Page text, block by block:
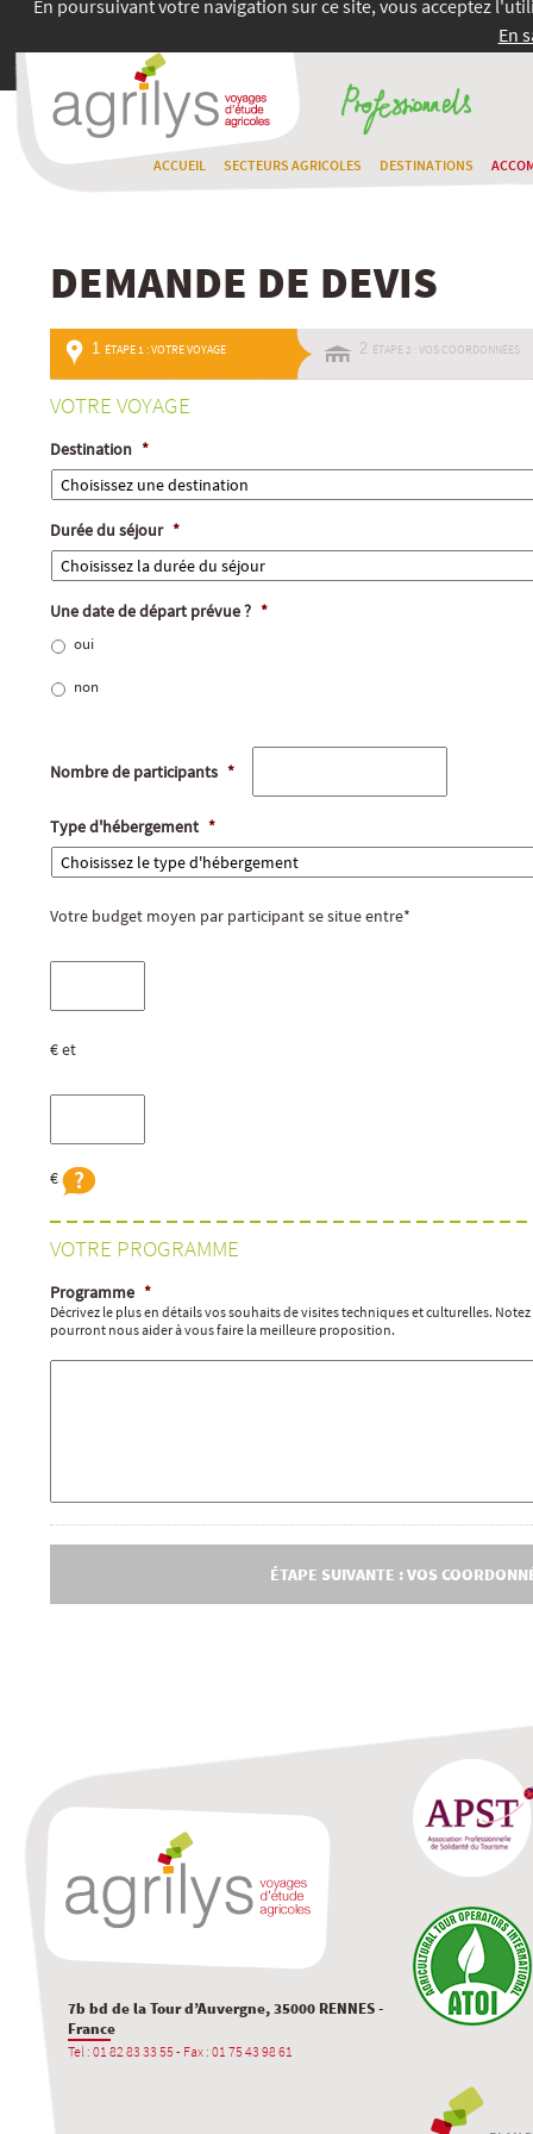
En poursuivant votre navigation sur ce site, vous acceptez
En
ACCUEIL SECTEURS AGRICOLES DESTINATIONS
DEMANDE DE DEVIS
1 ÉTAPE 1 : VOTRE VOYAGE 2 ÉTAPE 2 : VOS COORDONNÉES
VOTRE VOYAGE
Destination *
Durée du séjour *
Une date de départ prévue ? *
oui
non
Nombre de participants *
Type d'hébergement *
Votre budget moyen par participant se situe entre*
€ et
€
VOTRE PROGRAMME
Programme *
Décrivez le plus en détails vos souhaits de visites techniques et culturelles.
pourront nous aider à vous faire la meilleure proposition.
7b bd de la Tour d’Auvergne, 35000 RENNES -
France
Tel : 01 82 83 33 55 - Fax : 01 75 43 98 61